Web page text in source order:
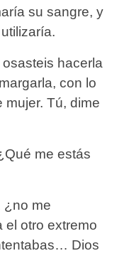
su sangre, y
hacerla
con lo
mujer. Tú, dime
me estás
¿no me
el otro extremo
Dios